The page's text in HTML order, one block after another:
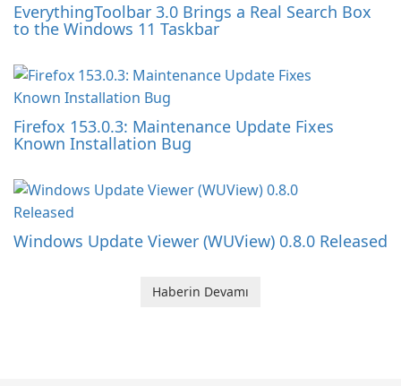
EverythingToolbar 3.0 Brings a Real Search Box
to the Windows 11 Taskbar
Firefox 153.0.3: Maintenance Update Fixes
Known Installation Bug
Windows Update Viewer (WUView) 0.8.0 Released
Haberin Devamı